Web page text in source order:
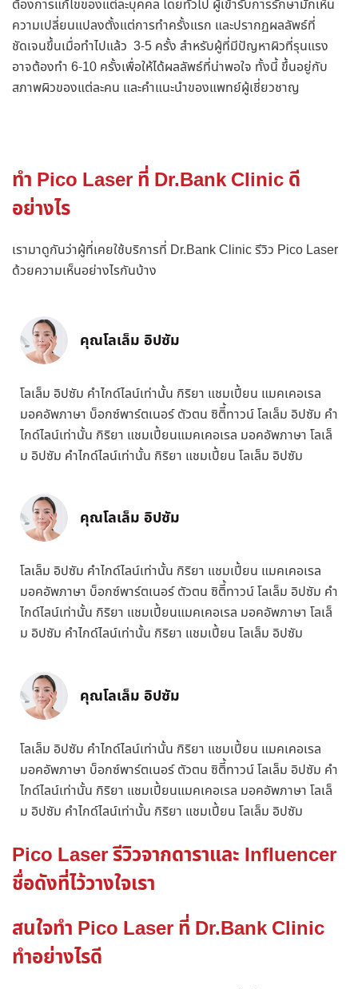
ต้องการแก้ไขของแต่ละบุคคล โดยทั่วไป ผู้เข้ารับการรักษามักเห็น
ความเปลี่ยนแปลงตั้งแต่การทำครั้งแรก และปรากฏผลลัพธ์ที่
ชัดเจนขึ้นเมื่อทำไปแล้ว 3-5 ครั้ง สำหรับผู้ที่มีปัญหาผิวที่รุนแรง
อาจต้องทำ 6-10 ครั้งเพื่อให้ได้ผลลัพธ์ที่น่าพอใจ ทั้งนี้ ขึ้นอยู่กับ
สภาพผิวของแต่ละคน และคำแนะนำของแพทย์ผู้เชี่ยวชาญ
ทำ Pico Laser ที่ Dr.Bank Clinic ดี
อย่างไร
เรามาดูกันว่าผู้ที่เคยใช้บริการที่ Dr.Bank Clinic รีวิว Pico Laser
ด้วยความเห็นอย่างไรกันบ้าง
คุณโลเล็ม อิปซัม
โลเล็ม อิปซัม คำไกด์ไลน์เท่านั้น กิริยา แชมเปี้ยน แมคเคอเรล
มอคอัพภาษา บ็อกซ์พาร์ตเนอร์ ตัวตน ซิติี้ทาวน์ โลเล็ม อิปซัม คำ
ไกด์ไลน์เท่านั้น กิริยา แชมเปี้ยนแมคเคอเรล มอคอัพภาษา โลเล็
ม อิปซัม คำไกด์ไลน์เท่านั้น กิริยา แชมเปี้ยน โลเล็ม อิปซัม
คุณโลเล็ม อิปซัม
โลเล็ม อิปซัม คำไกด์ไลน์เท่านั้น กิริยา แชมเปี้ยน แมคเคอเรล
มอคอัพภาษา บ็อกซ์พาร์ตเนอร์ ตัวตน ซิติี้ทาวน์ โลเล็ม อิปซัม คำ
ไกด์ไลน์เท่านั้น กิริยา แชมเปี้ยนแมคเคอเรล มอคอัพภาษา โลเล็
ม อิปซัม คำไกด์ไลน์เท่านั้น กิริยา แชมเปี้ยน โลเล็ม อิปซัม
คุณโลเล็ม อิปซัม
โลเล็ม อิปซัม คำไกด์ไลน์เท่านั้น กิริยา แชมเปี้ยน แมคเคอเรล
มอคอัพภาษา บ็อกซ์พาร์ตเนอร์ ตัวตน ซิติี้ทาวน์ โลเล็ม อิปซัม คำ
ไกด์ไลน์เท่านั้น กิริยา แชมเปี้ยนแมคเคอเรล มอคอัพภาษา โลเล็
ม อิปซัม คำไกด์ไลน์เท่านั้น กิริยา แชมเปี้ยน โลเล็ม อิปซัม
Pico Laser รีวิวจากดาราและ Influencer
ชื่อดังที่ไว้วางใจเรา
สนใจทำ Pico Laser ที่ Dr.Bank Clinic
ทำอย่างไรดี